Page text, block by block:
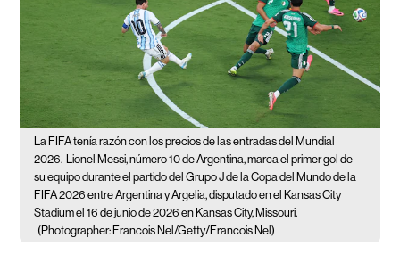
La FIFA tenía razón con los precios de las entradas del Mundial
2026. Lionel Messi, número 10 de Argentina, marca el primer gol de
su equipo durante el partido del Grupo J de la Copa del Mundo de la
FIFA 2026 entre Argentina y Argelia, disputado en el Kansas City
Stadium el 16 de junio de 2026 en Kansas City, Missouri.
(Photographer: Francois Nel/Getty/Francois Nel)